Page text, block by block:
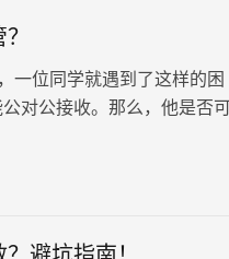
一位同学就遇到了这样的困
对公接收。那么，他是否